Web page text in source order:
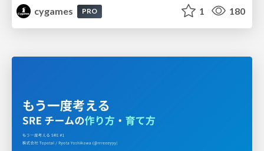
cygames
PRO 1 180